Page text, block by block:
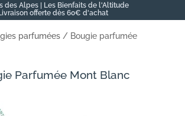
des Alpes | Les Bienfaits de l'Altitude
offerte dès 60€ d'achat
parfumées/ Bougie parfumée
Parfumée Mont Blanc